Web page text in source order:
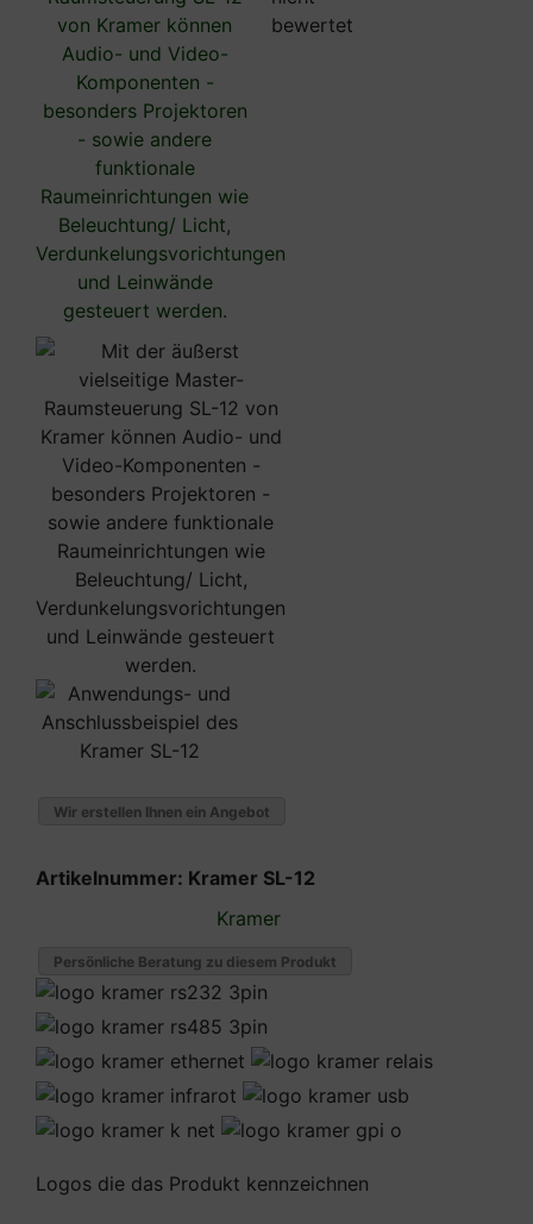
bewertet
Wir erstellen Ihnen ein Angebot
Artikelnummer: Kramer SL-12
Kramer
Persönliche Beratung zu diesem Produkt
Logos die das Produkt kennzeichnen